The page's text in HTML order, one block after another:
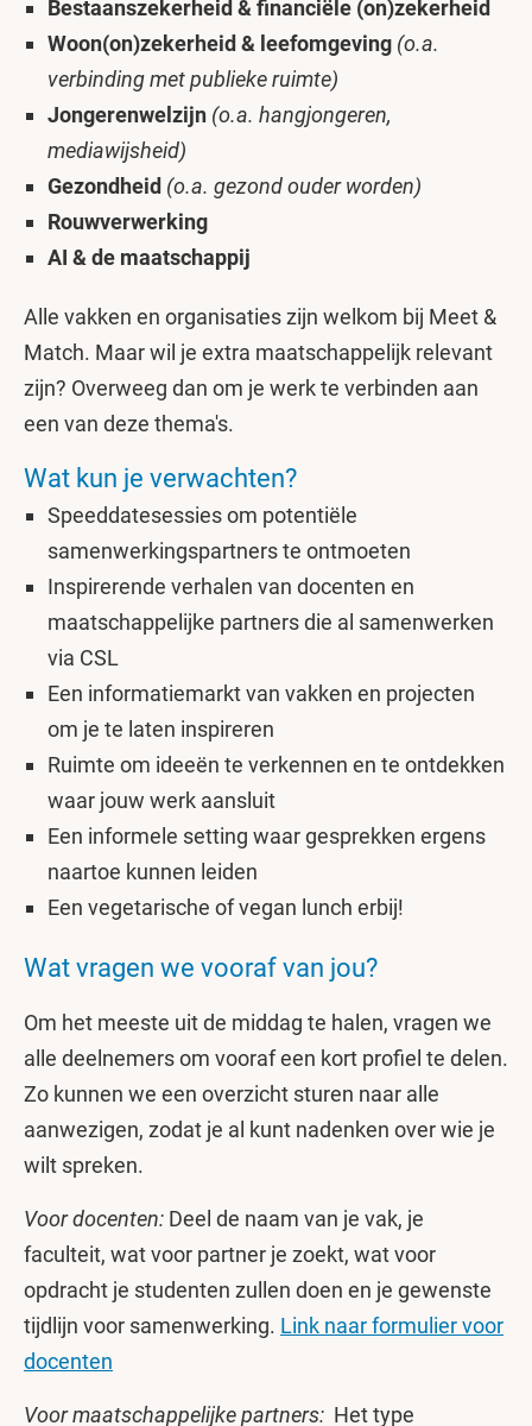
Bestaanszekerheid & financiële (on)zekerheid
Woon(on)zekerheid & leefomgeving (o.a.
verbinding met publieke ruimte)
Jongerenwelzijn (o.a. hangjongeren,
mediawijsheid)
Gezondheid (o.a. gezond ouder worden)
Rouwverwerking
AI & de maatschappij
Alle vakken en organisaties zijn welkom bij Meet &
Match. Maar wil je extra maatschappelijk relevant
zijn? Overweeg dan om je werk te verbinden aan
een van deze thema's.
Wat kun je verwachten?
Speeddatesessies om potentiële
samenwerkingspartners te ontmoeten
Inspirerende verhalen van docenten en
maatschappelijke partners die al samenwerken
via CSL
Een informatiemarkt van vakken en projecten
om je te laten inspireren
Ruimte om ideeën te verkennen en te ontdekken
waar jouw werk aansluit
Een informele setting waar gesprekken ergens
naartoe kunnen leiden
Een vegetarische of vegan lunch erbij!
Wat vragen we vooraf van jou?
Om het meeste uit de middag te halen, vragen we
alle deelnemers om vooraf een kort profiel te delen.
Zo kunnen we een overzicht sturen naar alle
aanwezigen, zodat je al kunt nadenken over wie je
wilt spreken.
Voor docenten: Deel de naam van je vak, je
faculteit, wat voor partner je zoekt, wat voor
opdracht je studenten zullen doen en je gewenste
tijdlijn voor samenwerking. Link naar formulier voor
docenten
Voor maatschappelijke partners: Het type